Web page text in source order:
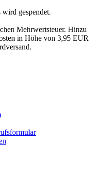
Mehrwertsteuer. Hinzu
in Höhe von 3,95 EUR